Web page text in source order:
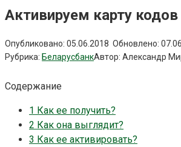
Активируем карту
Опубликовано: 05.06.2018 Обновлено:
Рубрика: БеларусбанкАвтор: Александр
Содержание
1 Как ее получить?
2 Как она выглядит?
3 Как ее активировать?